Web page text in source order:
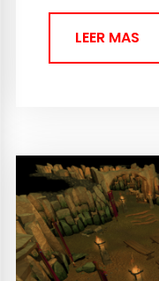
LEER MAS